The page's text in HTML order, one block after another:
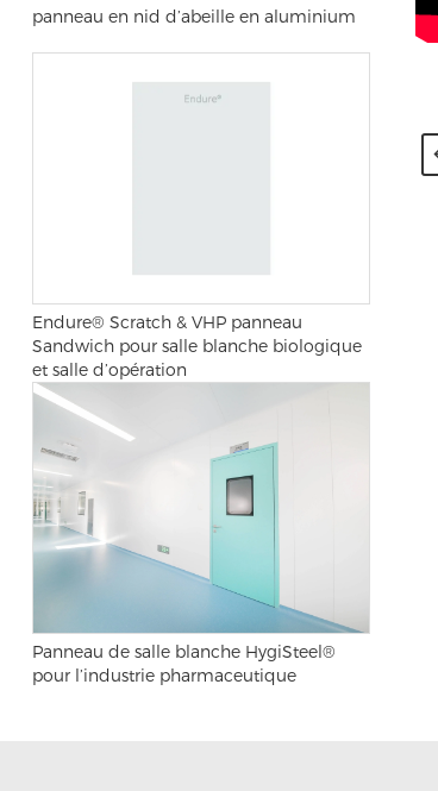
panneau en nid d’abeille en aluminium
Endure® Scratch & VHP panneau
Sandwich pour salle blanche biologique
et salle d’opération
Panneau de salle blanche HygiSteel®
pour l’industrie pharmaceutique